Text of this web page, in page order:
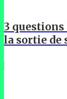
3 questions
la sortie de